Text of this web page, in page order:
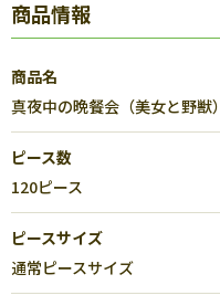
商品情報
商品名
真夜中の晩餐会（美女と野獣）
ピース数
120ピース
ピースサイズ
通常ピースサイズ